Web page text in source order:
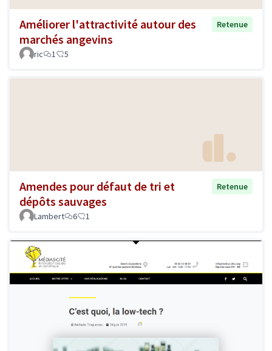
Améliorer l'attractivité autour des
marchés angevins
Retenue
ric 1 5
Amendes pour défaut de tri et
dépôts sauvages
Retenue
Lambert 6 1